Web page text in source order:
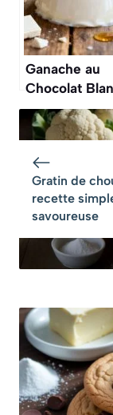
Ganache au
Chocolat
recette
Délicieuse
Gratin de
recette
savoureuse